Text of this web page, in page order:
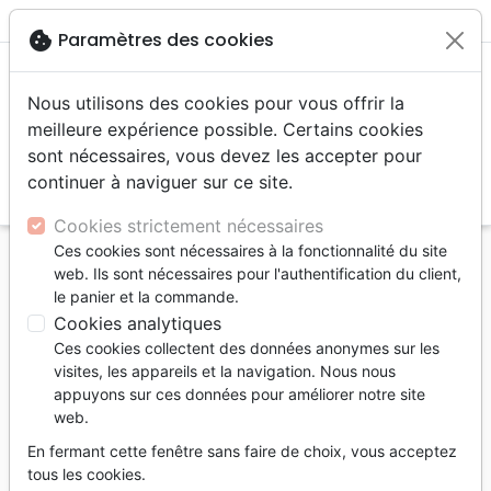
menu
Accueil Auteurs Kuhatschek Jack
Jack Kuhatschek
Liste des produits par auteur
Filtrertune
Croissance
spirituelle
Conseil
cookie Paramètres des cookies
Nous utilisons des cookies pour vous offrir la
meilleure expérience possible. Certains cookies
sont nécessaires, vous devez les accepter pour
continuer à naviguer sur ce site.
Cookies strictement nécessaires
Ces cookies sont nécessaires à la fonctionnalité du site
web. Ils sont nécessaires pour l'authentification du client,
le panier et la commande.
Cookies analytiques
Ces cookies collectent des données anonymes sur les
visites, les appareils et la navigation. Nous nous
appuyons sur ces données pour améliorer notre site
web.
En fermant cette fenêtre sans faire de choix, vous acceptez
tous les cookies.